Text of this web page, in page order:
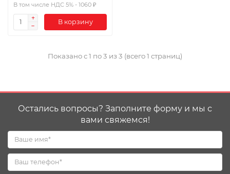
В том числе НДС 5% - 1060 ₽
В корзину
Показано с 1 по 3 из 3 (всего 1 страниц)
Остались вопросы? Заполните форму и мы с
вами свяжемся!